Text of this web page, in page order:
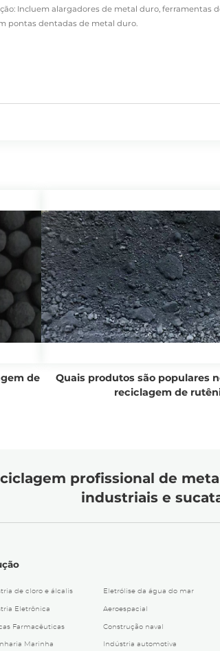
Incluem alargadores de metal duro, ferramentas
pontas dentadas de metal duro.
utilizam metal duro. Exemplos: lâminas de
difíceis e complexas. As ferramentas de metal
máquinas de perfuração de túneis (TBM) e brocas
de
Quais produtos são populares
reciclagem de
profissional de
industriais e
de cloro e álcalis Eletrólise da água do mar
Eletrônica Aeroespacial
Farmacêuticas Construção naval
Marinha Indústria automotiva